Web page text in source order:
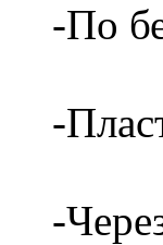
-По
-
-